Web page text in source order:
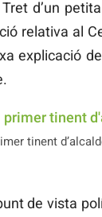
d’un
relativa al
explicació
tinent
de vista